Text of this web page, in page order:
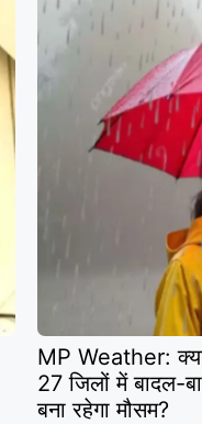
MP Weather:
27 जिलों में बादल-
बना रहेगा मौसम?